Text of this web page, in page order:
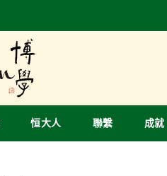
恒大人 聯繫 成就